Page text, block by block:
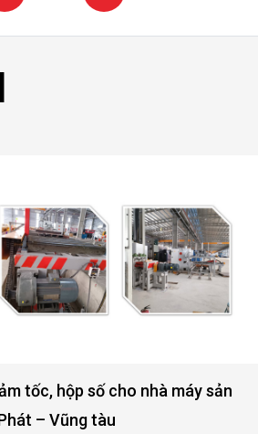
tốc, hộp số cho nhà máy sản
– Vũng tàu